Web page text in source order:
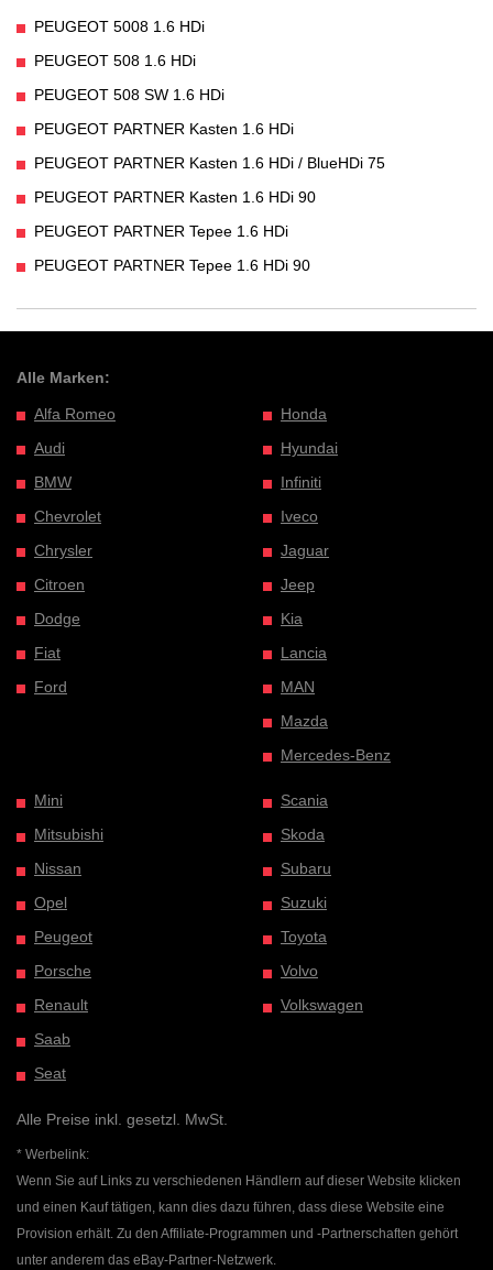
PEUGEOT 5008 1.6 HDi
PEUGEOT 508 1.6 HDi
PEUGEOT 508 SW 1.6 HDi
PEUGEOT PARTNER Kasten 1.6 HDi
PEUGEOT PARTNER Kasten 1.6 HDi / BlueHDi 75
PEUGEOT PARTNER Kasten 1.6 HDi 90
PEUGEOT PARTNER Tepee 1.6 HDi
PEUGEOT PARTNER Tepee 1.6 HDi 90
Alle Marken:
Alfa Romeo
Audi
BMW
Chevrolet
Chrysler
Citroen
Dodge
Fiat
Ford
Honda
Hyundai
Infiniti
Iveco
Jaguar
Jeep
Kia
Lancia
MAN
Mazda
Mercedes-Benz
Mini
Mitsubishi
Nissan
Opel
Peugeot
Porsche
Renault
Saab
Seat
Scania
Skoda
Subaru
Suzuki
Toyota
Volvo
Volkswagen
Alle Preise inkl. gesetzl. MwSt.
* Werbelink:
Wenn Sie auf Links zu verschiedenen Händlern auf dieser Website klicken
und einen Kauf tätigen, kann dies dazu führen, dass diese Website eine
Provision erhält. Zu den Affiliate-Programmen und -Partnerschaften gehört
unter anderem das eBay-Partner-Netzwerk.